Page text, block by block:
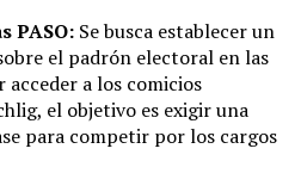
PASO: Se busca establecer un
el padrón electoral en las
a los comicios
el objetivo es exigir una
para competir por los cargos